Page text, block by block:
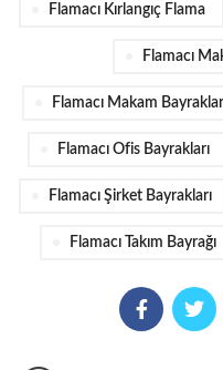
Flamacı Kırlangıç Flama
Flamacı
Flamacı Makam
Flamacı Ofis Bayrakları
Flamacı Şirket Bayrakları
Flamacı Takım Bayrağı